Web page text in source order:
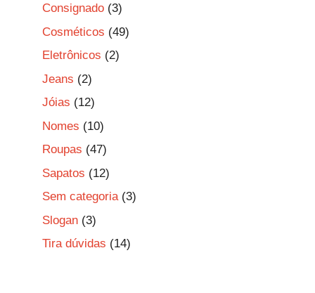
Consignado (3)
Cosméticos (49)
Eletrônicos (2)
Jeans (2)
Jóias (12)
Nomes (10)
Roupas (47)
Sapatos (12)
Sem categoria(3)
Slogan (3)
Tira dúvidas (14)